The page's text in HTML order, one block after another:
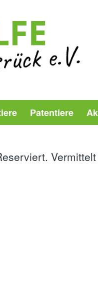
Patentiere
Vermittelt